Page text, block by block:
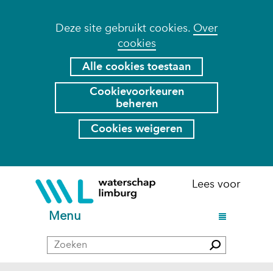
Cookies
toestaan?
Deze site gebruikt cookies. Over
cookies
kan
gebruik
cookies
website
worden
toegestaan
geweigerd.
Alle cookies toestaan
Cookievoorkeuren
beheren
Cookies weigeren
naar
Lees voor
Menu
t
k
Zoeken Zoeken